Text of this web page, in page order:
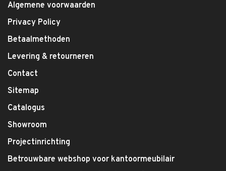
Algemene voorwaarden
Privacy Policy
Betaalmethoden
Levering & retourneren
Contact
Sitemap
Catalogus
Showroom
Projectinrichting
Betrouwbare webshop voor kantoormeubilair